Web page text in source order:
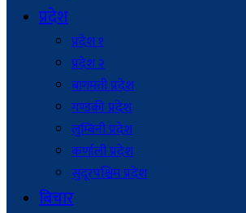
प्रदेश
प्रदेश १
प्रदेश २
बागमती प्रदेश
गण्डकी प्रदेश
लुम्बिनी प्रदेश
कर्णाली प्रदेश
सुदूरपश्चिम प्रदेश
बिचार